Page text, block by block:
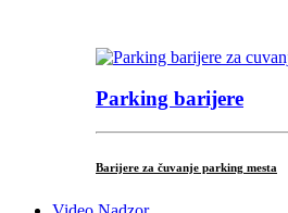
Parking barijere
Barijere za čuvanje parking mesta